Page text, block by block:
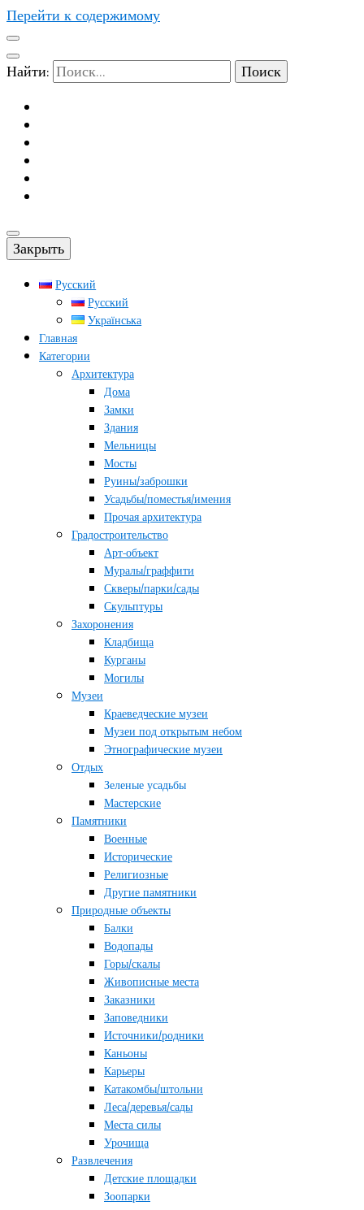
Перейти к содержимому
Найти:
Закрыть
Русский
Русский
Українська
Главная
Категории
Архитектура
Дома
Замки
Здания
Мельницы
Мосты
Руины/заброшки
Усадьбы/поместья/имения
Прочая архитектура
Градостроительство
Арт-объект
Муралы/граффити
Скверы/парки/сады
Скульптуры
Захоронения
Кладбища
Курганы
Могилы
Музеи
Краеведческие музеи
Музеи под открытым небом
Этнографические музеи
Отдых
Зеленые усадьбы
Мастерские
Памятники
Военные
Исторические
Религиозные
Другие памятники
Природные объекты
Балки
Водопады
Горы/скалы
Живописные места
Заказники
Заповедники
Источники/родники
Каньоны
Карьеры
Катакомбы/штольни
Леса/деревья/сады
Места силы
Урочища
Развлечения
Детские площадки
Зоопарки